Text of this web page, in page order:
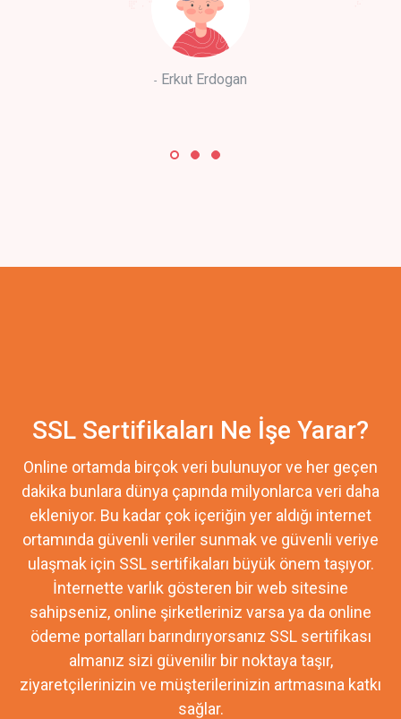
Erkut Erdogan
SSL Sertifikaları Ne İşe Yarar?
Online ortamda birçok veri bulunuyor ve her geçen
dakika bunlara dünya çapında milyonlarca veri daha
ekleniyor. Bu kadar çok içeriğin yer aldığı internet
ortamında güvenli veriler sunmak ve güvenli veriye
ulaşmak için SSL sertifikaları büyük önem taşıyor.
İnternette varlık gösteren bir web sitesine
sahipseniz, online şirketleriniz varsa ya da online
ödeme portalları barındırıyorsanız SSL sertifikası
almanız sizi güvenilir bir noktaya taşır,
ziyaretçilerinizin ve müşterilerinizin artmasına katkı
sağlar.